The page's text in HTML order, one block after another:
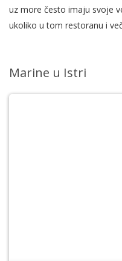
uz more često imaju svoje
ukoliko u tom restoranu i
Marine u Istri